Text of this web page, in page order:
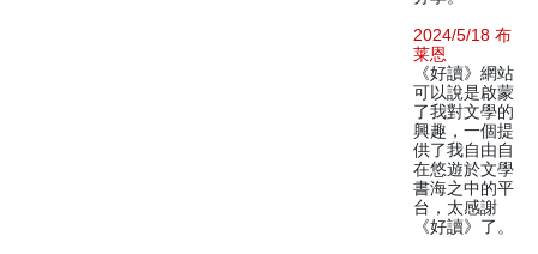
2024/5/18 布
莱恩
《好讀》網站
可以說是啟蒙
了我對文學的
興趣，一個提
供了我自由自
在悠遊於文學
書海之中的平
台，太感謝
《好讀》了。